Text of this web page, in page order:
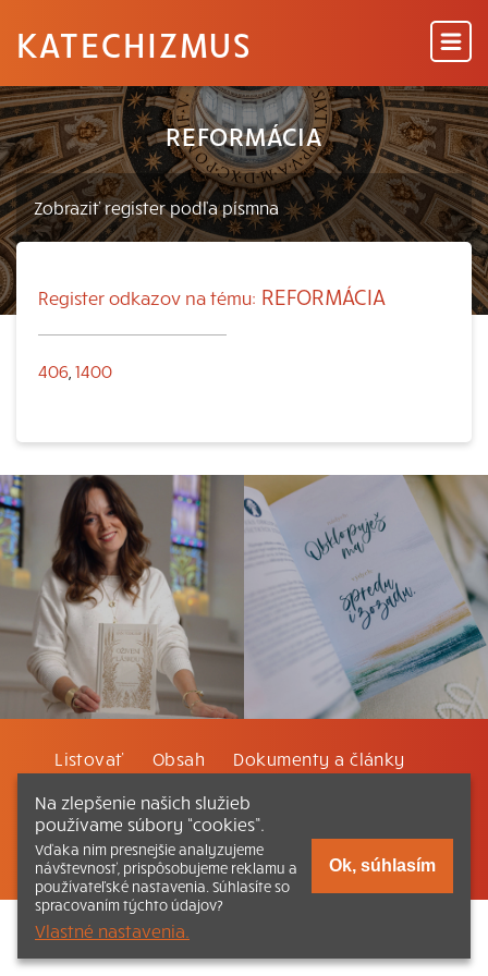
KATECHIZMUS
REFORMÁCIA
Register odkazov na tému: REFORMÁCIA
406 1400
Listovať Obsah Dokumenty a články
Kontakt Tlačená verzia Katechizmu
© 2026 katechizmus.sk |Všetky práva vyhradené
funguje aj vďaka kresťanskému kníhkupectvu Kumran.sk
Na zlepšenie našich služieb
používame súbory “cookies”.
Vďaka nim presnejšie analyzujeme
návštevnosť, prispôsobujeme reklamu a
používateľské nastavenia. Súhlasíte so
spracovaním týchto údajov?
Vlastné nastavenia.
Ok, súhlasím